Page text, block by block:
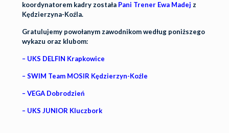
koordynatorem kadry została Pani Trener Ewa Madej z
Kędzierzyna-Koźla.
Gratulujemy powołanym zawodnikom według poniższego
wykazu oraz klubom:
– UKS DELFIN Krapkowice
– SWIM Team MOSIR Kędzierzyn-Koźle
– VEGA Dobrodzień
– UKS JUNIOR Kluczbork